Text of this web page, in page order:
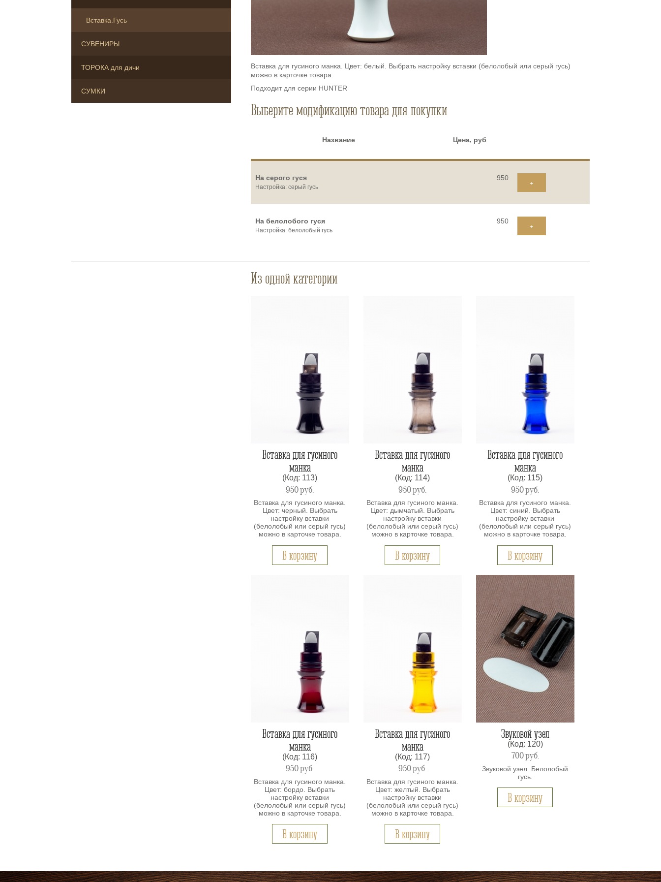
Вставка.Гусь
СУВЕНИРЫ
ТОРОКА для дичи
СУМКИ
Вставка для гусиного манка. Цвет: белый. Выбрать настройку вставки (белолобый или серый гусь)
можно в карточке товара.
Подходит для серии HUNTER
Выберите модификацию товара для покупки
Название Цена, руб
На серого гуся
Настройка: серый гусь
950 +
На белолобого гуся
Настройка: белолобый гусь
950 +
Из одной категории
Вставка для гусиного
манка
(Код: 113)
950руб.
Вставка для гусиного манка.
Цвет: черный. Выбрать
настройку вставки
(белолобый или серый гусь)
можно в карточке товара.
В корзину
Вставка для гусиного
манка
(Код: 114)
950руб.
Вставка для гусиного манка.
Цвет: дымчатый. Выбрать
настройку вставки
(белолобый или серый гусь)
можно в карточке товара.
В корзину
Вставка для гусиного
манка
(Код: 115)
950руб.
Вставка для гусиного манка.
Цвет: синий. Выбрать
настройку вставки
(белолобый или серый гусь)
можно в карточке товара.
В корзину
Вставка для гусиного
манка
(Код: 116)
950руб.
Вставка для гусиного манка.
Цвет: бордо. Выбрать
настройку вставки
(белолобый или серый гусь)
можно в карточке товара.
В корзину
Вставка для гусиного
манка
(Код: 117)
950руб.
Вставка для гусиного манка.
Цвет: желтый. Выбрать
настройку вставки
(белолобый или серый гусь)
можно в карточке товара.
В корзину
Звуковой узел
(Код: 120)
700руб.
Звуковой узел. Белолобый
гусь.
В корзину